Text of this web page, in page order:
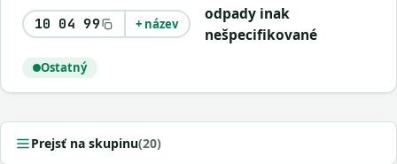
10 04 99 + název
odpady inak
nešpecifikované
Ostatný
Prejsť na skupinu(20)